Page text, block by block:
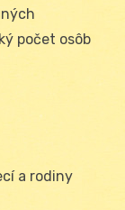
počet osôb
a rodiny